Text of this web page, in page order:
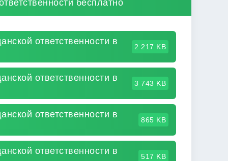
бесплатно
ответственности в
2 217 KB
ответственности в
3 743 KB
ответственности в
865 KB
ответственности в
517 KB